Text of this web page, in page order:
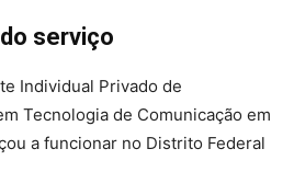
serviço
Individual Privado de
Tecnologia de Comunicação em
a funcionar no Distrito Federal